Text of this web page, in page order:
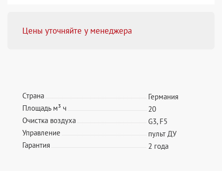
Цены уточняйте у менеджера
Страна
Германия
Площадь м³ ч
20
Очистка воздуха
G3, F5
Управление
пульт ДУ
Гарантия
2 года